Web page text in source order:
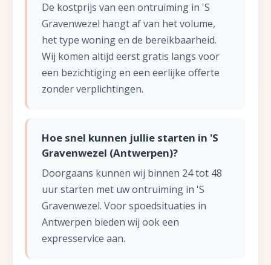
De kostprijs van een ontruiming in 'S
Gravenwezel hangt af van het volume,
het type woning en de bereikbaarheid.
Wij komen altijd eerst gratis langs voor
een bezichtiging en een eerlijke offerte
zonder verplichtingen.
Hoe snel kunnen jullie starten in 'S
Gravenwezel (Antwerpen)?
Doorgaans kunnen wij binnen 24 tot 48
uur starten met uw ontruiming in 'S
Gravenwezel. Voor spoedsituaties in
Antwerpen bieden wij ook een
expresservice aan.